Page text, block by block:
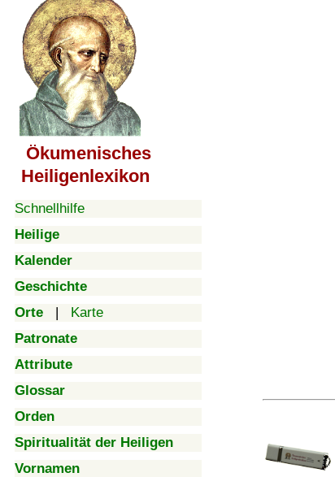
Ökumenisches
Heiligenlexikon
Schnellhilfe
Heilige
Kalender
Geschichte
Orte | Karte
Patronate
Attribute
Glossar
Orden
Spiritualität der Heiligen
Vornamen